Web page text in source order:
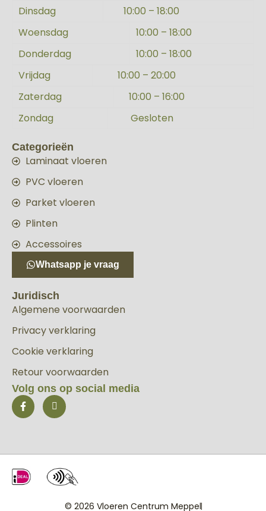
Dinsdag
10:00 – 18:00
Woensdag
10:00 – 18:00
Donderdag
10:00 – 18:00
Vrijdag
10:00 – 20:00
Zaterdag
10:00 – 16:00
Zondag
Gesloten
Categorieën
Laminaat vloeren
PVC vloeren
Parket vloeren
Plinten
Accessoires
Whatsapp je vraag
Juridisch
Algemene voorwaarden
Privacy verklaring
Cookie verklaring
Retour voorwaarden
Volg ons op social media
© 2026 Vloeren Centrum Meppel